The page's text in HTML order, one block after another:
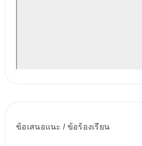
ข้อเสนอแนะ / ข้อร้องเรียน